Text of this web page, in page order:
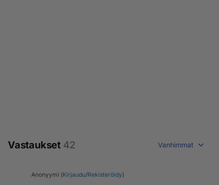
Vastaukset 42 Vanhimmat
Anonyymi (Kirjaudu/Rekisteröidy)